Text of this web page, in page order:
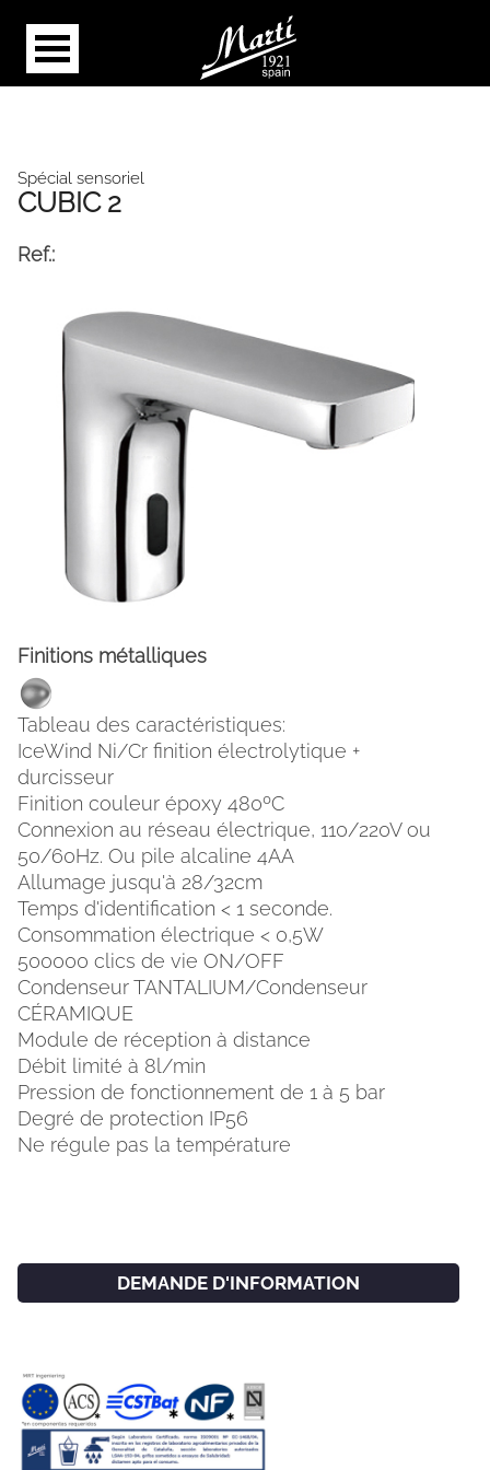
INSTAGRAM FACEBOOK
CAT ESP ENG
Spécial sensoriel
CUBIC 2
Ref.:
Finitions métalliques
Tableau des caractéristiques:
IceWind Ni/Cr finition électrolytique +
durcisseur
Finition couleur époxy 480ºC
Connexion au réseau électrique, 110/220V ou
50/60Hz. Ou pile alcaline 4AA
Allumage jusqu'à 28/32cm
Temps d'identification < 1 seconde.
Consommation électrique < 0,5W
500000 clics de vie ON/OFF
Condenseur TANTALIUM/Condenseur
CÉRAMIQUE
Module de réception à distance
Débit limité à 8l/min
Pression de fonctionnement de 1 à 5 bar
Degré de protection IP56
Ne régule pas la température
DEMANDE D'INFORMATION